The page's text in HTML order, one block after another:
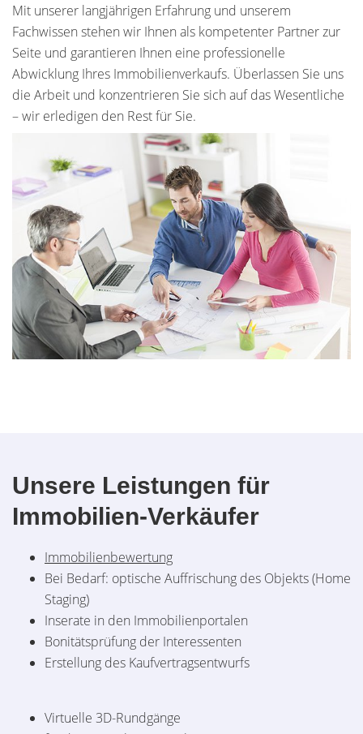
Mit unserer langjährigen Erfahrung und unserem
Fachwissen stehen wir Ihnen als kompetenter Partner zur
Seite und garantieren Ihnen eine professionelle
Abwicklung Ihres Immobilienverkaufs. Überlassen Sie uns
die Arbeit und konzentrieren Sie sich auf das Wesentliche
– wir erledigen den Rest für Sie.
Unsere Leistungen für
Immobilien-Verkäufer
Immobilienbewertung
Bei Bedarf: optische Auffrischung des Objekts (Home
Staging)
Inserate in den Immobilienportalen
Bonitätsprüfung der Interessenten
Erstellung des Kaufvertragsentwurfs
Virtuelle 3D-Rundgänge